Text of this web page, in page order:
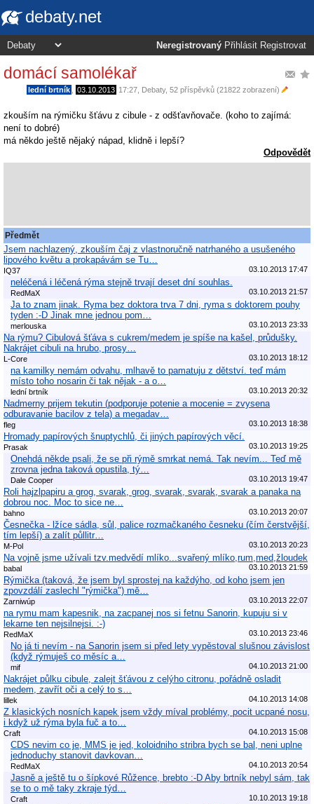
debaty.net
Neregistrovaný Přihlásit Registrovat
domácí samolékař
lední brtník 03.10.2013 17:27 Debaty, 52 příspěvků (21822 zobrazení)
zkouším na rýmičku šťávu z cibule - z odšťavňovače. (koho to zajímá:
není to dobré)
má někdo ještě nějaký nápad, klidně i lepší?
Odpovědět
Předmět
Jsem nachlazený, zkouším čaj z vlastnoručně natrhaného a usušeného
lipového květu a prokapávám se Tu…
IQ37 03.10.2013 17:47
neléčená i léčená rýma stejně trvají deset dní souhlas.
RedMaX 03.10.2013 21:57
Ja to znam jinak. Ryma bez doktora trva 7 dni, ryma s doktorem pouhy
tyden :-D Jinak mne jednou pom…
merlouska 03.10.2013 23:33
Na rýmu? Cibulová šťáva s cukrem/medem je spíše na kašel, průdušky.
Nakrájet cibuli na hrubo, prosy…
L-Core 03.10.2013 18:12
na kamilky nemám odvahu, mlhavě to pamatuju z dětství. teď mám
místo toho nosarin či tak nějak - a o…
lední brtník 03.10.2013 20:32
Nadmerny prijem tekutin (podporuje potenie a mocenie = zvysena
odburavanie bacilov z tela) a megadav…
fleg 03.10.2013 18:38
Hromady papírových šnuptychlů, či jiných papírových věcí.
Prasak 03.10.2013 19:25
Onehdá někde psali, že se při rýmě smrkat nemá. Tak nevím... Teď mě
zrovna jedna taková opustila, tý…
Dale Cooper 03.10.2013 19:47
Roli hajzlpapiru a grog, svarak, grog, svarak, svarak, svarak a panaka na
dobrou noc. Moc to sice ne…
bahno 03.10.2013 20:07
Česnečka - lžíce sádla, sůl, palice rozmačkaného česneku (čím čerstvější,
tím lepší) a zalít půllitr…
M-Pol 03.10.2013 20:23
Na vojně jsme užívali tzv.medvědí mlíko...svařený mlíko,rum,med,žloudek
babal 03.10.2013 21:59
Rýmička (taková, že jsem byl sprostej na každýho, od koho jsem jen
zpovzdálí zaslechl "rýmička") mě…
Zarniwúp 03.10.2013 22:07
na rymu mam kapesnik, na zacpanej nos si fetnu Sanorin, kupuju si v
lekarne ten nejsilnejsi. :-)
RedMaX 03.10.2013 23:46
No já ti nevím - na Sanorin jsem si před lety vypěstoval slušnou závislost
(když rýmuješ co měsíc a…
mif 04.10.2013 21:00
Nakrájet půlku cibule, zalejt šťávou z celýho citronu, pořádně osladit
medem, zavřít oči a celý to s…
lillek 04.10.2013 14:08
Z klasických nosních kapek jsem vždy míval problémy, pocit ucpané nosu,
i když už rýma byla fuč a to…
Craft 04.10.2013 15:08
CDS nevim co je, MMS je jed, koloidniho stribra bych se bal, neni uplne
jednoduchy stanovit davkovan…
RedMaX 04.10.2013 20:54
Jasně a ještě tu o šípkové Růžence, brebto :-D Aby brtník nebyl sám, tak
se to o mě taky zkraje týd…
Craft 10.10.2013 19:18